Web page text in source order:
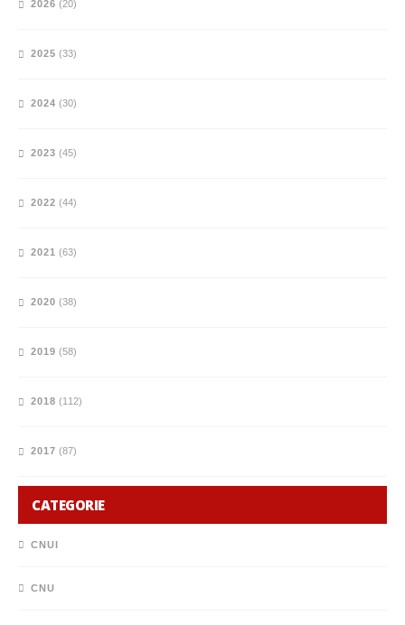
2026 (20)
2025 (33)
2024 (30)
2023 (45)
2022 (44)
2021 (63)
2020 (38)
2019 (58)
2018 (112)
2017 (87)
CATEGORIE
CNUI
CNU